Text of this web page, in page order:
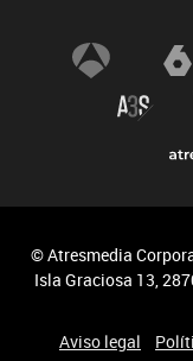
© Atresmedia
Isla Graciosa 13,
Aviso legal